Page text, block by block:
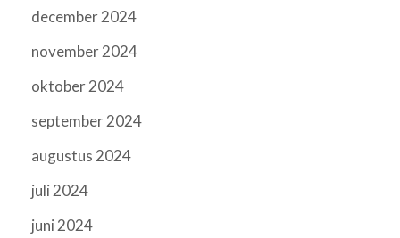
december 2024
november 2024
oktober 2024
september 2024
augustus 2024
juli 2024
juni 2024